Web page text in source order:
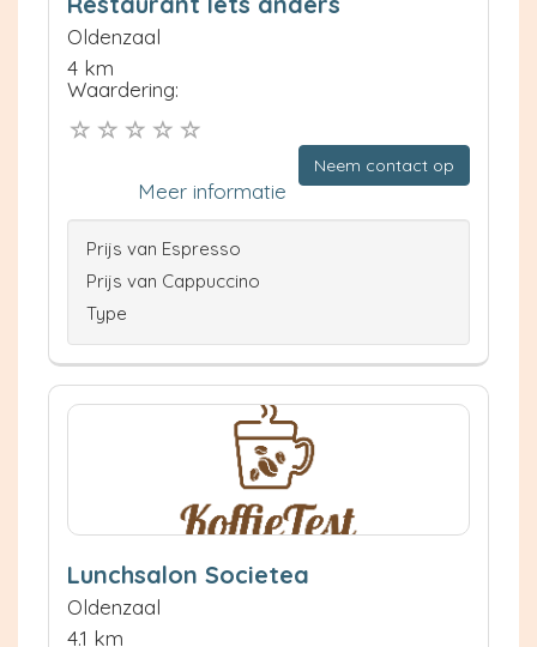
Oldenzaal
4 km
Waardering:
Neem contact op
Meer informatie
Prijs van Espresso
Prijs van Cappuccino
Type
Lunchsalon Societea
Oldenzaal
4.1 km